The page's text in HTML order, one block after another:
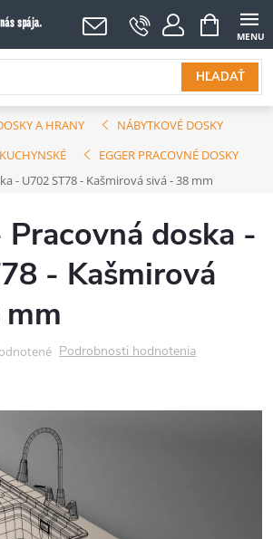
HĽADAŤ
NÁKUPNÝ
KOŠÍK
A HRANY
NÁBYTKOVÉ DOSKY
EGGER PRACOVNÉ DOSKY
- U702 ST78 - Kašmirová sivá - 38 mm
Pracovná doska -
- Kašmirová
Podrobnosti hodnotenia